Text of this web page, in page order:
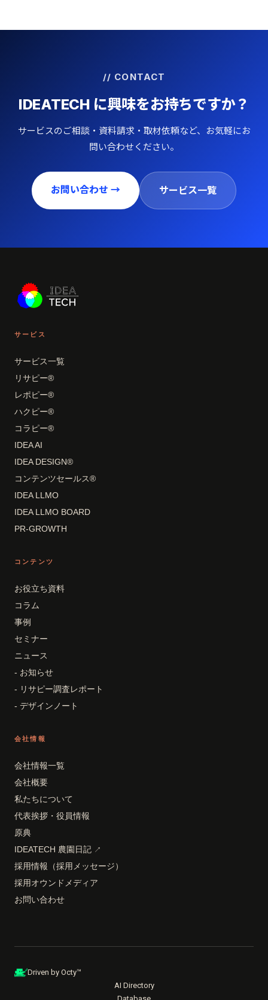
// CONTACT
IDEATECH に興味をお持ちですか？
サービスのご相談・資料請求・取材依頼など、お気軽にお
問い合わせください。
お問い合わせ → サービス一覧
サービス
サービス一覧
リサピー®
レポピー®
ハクピー®
コラピー®
IDEA AI
IDEA DESIGN®
コンテンツセールス®
IDEA LLMO
IDEA LLMO BOARD
PR-GROWTH
コンテンツ
お役立ち資料
コラム
事例
セミナー
ニュース
- お知らせ
- リサピー調査レポート
- デザインノート
会社情報
会社情報一覧
会社概要
私たちについて
代表挨拶・役員情報
原典
IDEATECH 農園日記 ↗
採用情報（採用メッセージ）
採用オウンドメディア
お問い合わせ
Driven by Octy™
AI Directory